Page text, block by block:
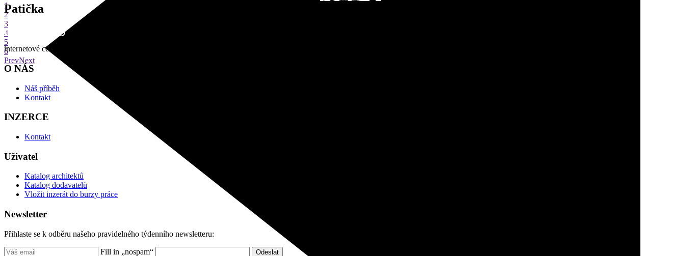
1
2
3
4
5
6
PrevNext
Patička
internetové centrum architektury
O NÁS
Náš příběh
Kontakt
INZERCE
Kontakt
Uživatel
Katalog architektů
Katalog dodavatelů
Vložit inzerát do burzy práce
Newsletter
Přihlaste se k odběru našeho pravidelného týdenního newsletteru:
Fill in „nospam“